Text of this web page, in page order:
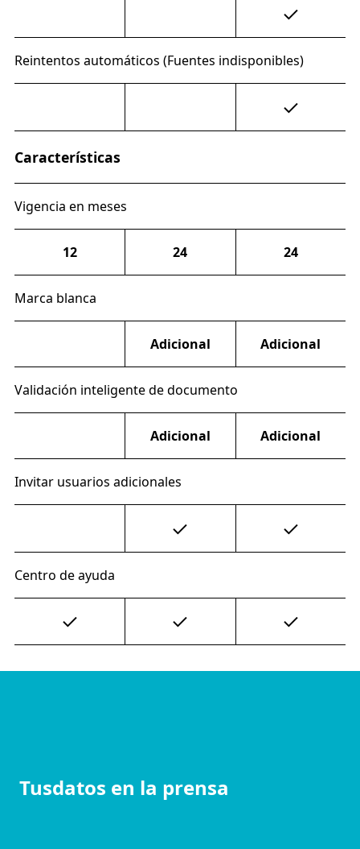
Reintentos automáticos (Fuentes indisponibles)
Características
Vigencia en meses
12 24 24
Marca blanca
Adicional Adicional
Validación inteligente de documento
Adicional Adicional
Invitar usuarios adicionales
Centro de ayuda
Tusdatos en la prensa